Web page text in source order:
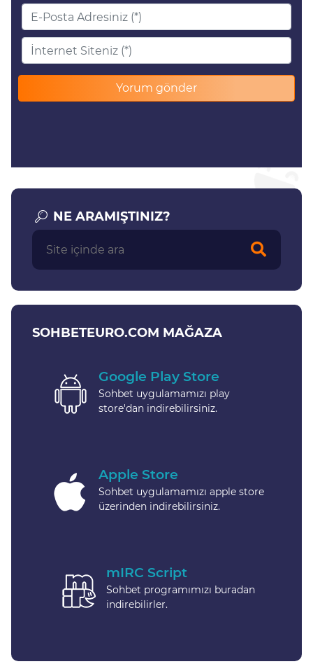
NE ARAMIŞTINIZ?
SOHBETEURO.COM MAĞAZA
Google Play Store
Sohbet uygulamamızı play
store'dan indirebilirsiniz.
Apple Store
Sohbet uygulamamızı apple store
üzerinden indirebilirsiniz.
mIRC Script
Sohbet programımızı buradan
indirebilirler.